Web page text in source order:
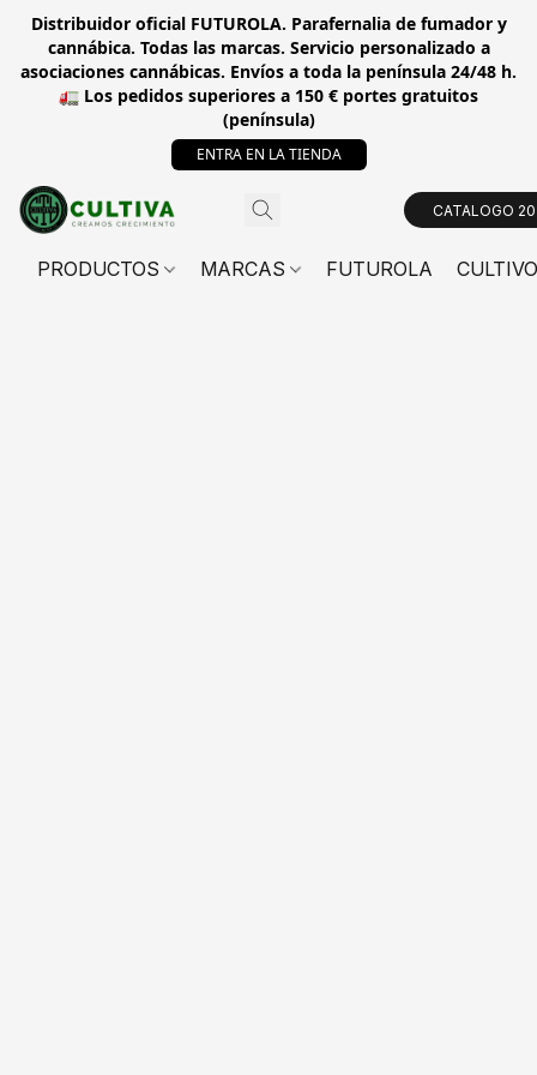
Distribuidor oficial FUTUROLA. Parafernalia de fumador y
cannábica. Todas las marcas. Servicio personalizado a
asociaciones cannábicas. Envíos a toda la península 24/48 h.
🚛 Los pedidos superiores a 150 € portes gratuitos
(península)
ENTRA EN LA TIENDA
CATALOGO
PRODUCTOS MARCAS FUTUROLA